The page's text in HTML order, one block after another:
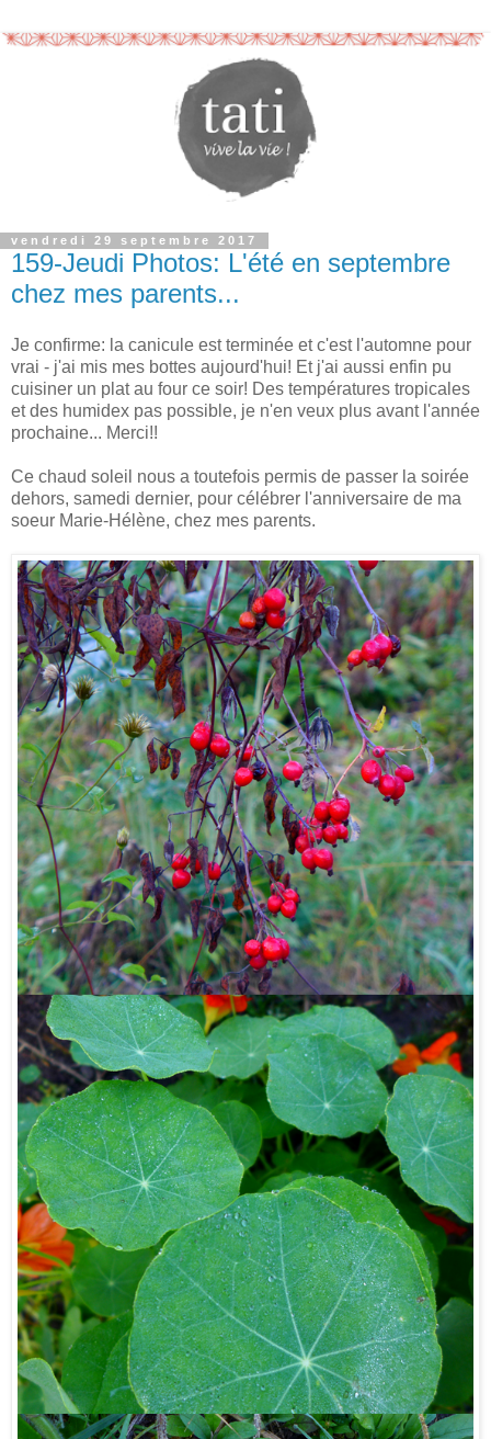
vendredi 29 septembre 2017
159-Jeudi Photos: L'été en septembre
chez mes parents...
Je confirme: la canicule est terminée et c'est l'automne pour
vrai - j'ai mis mes bottes aujourd'hui! Et j'ai aussi enfin pu
cuisiner un plat au four ce soir! Des températures tropicales
et des humidex pas possible, je n'en veux plus avant l'année
prochaine... Merci!!
Ce chaud soleil nous a toutefois permis de passer la soirée
dehors, samedi dernier, pour célébrer l'anniversaire de ma
soeur Marie-Hélène, chez mes parents.